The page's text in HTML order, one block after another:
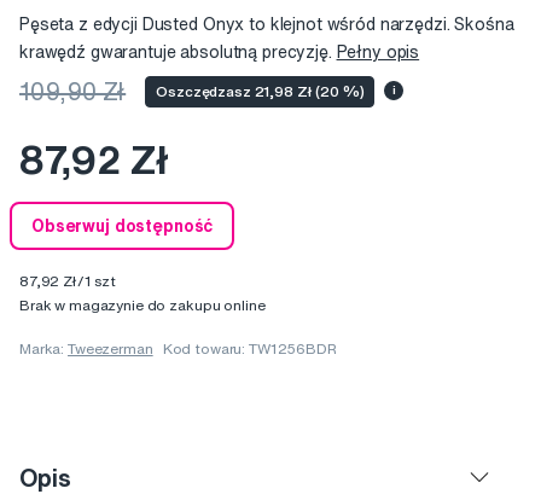
Pęseta z edycji Dusted Onyx to klejnot wśród narzędzi. Skośna
krawędź gwarantuje absolutną precyzję. Pełny opis
109,90 Zł Oszczędzasz 21,98 Zł (20 %) i
87,92 Zł
Obserwuj dostępność
87,92 Zł/1 szt
Brak w magazynie do zakupu online
Marka:Tweezerman Kod towaru: TW1256BDR
Opis